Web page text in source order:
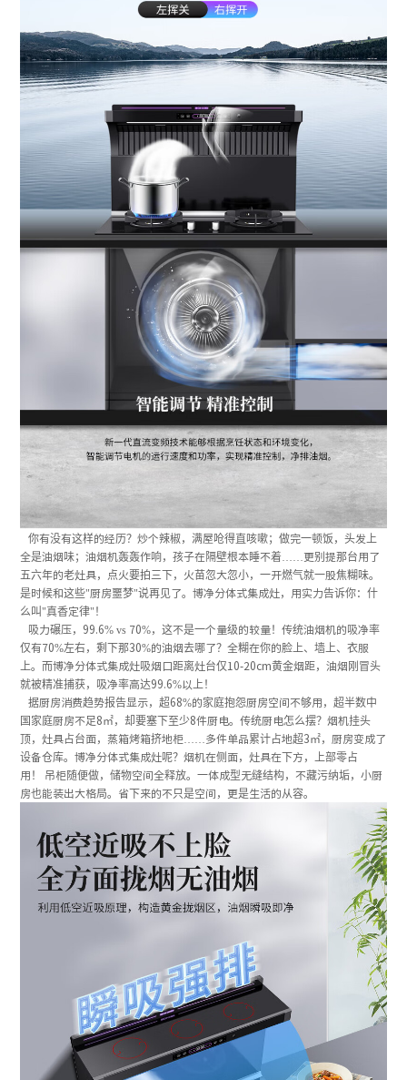
你有没有这样的经历？炒个辣椒，满屋呛得直咳嗽；做完一顿饭，头发上
全是油烟味；油烟机轰轰作响，孩子在隔壁根本睡不着……更别提那台用了
五六年的老灶具，点火要拍三下，火苗忽大忽小，一开燃气就一股焦糊味。
是时候和这些"厨房噩梦"说再见了。博净分体式集成灶，用实力告诉你：什
么叫"真香定律"！
吸力碾压，99.6% vs 70%，这不是一个量级的较量！传统油烟机的吸净率
仅有70%左右，剩下那30%的油烟去哪了？全糊在你的脸上、墙上、衣服
上。而博净分体式集成灶吸烟口距离灶台仅10-20cm黄金烟距，油烟刚冒头
就被精准捕获，吸净率高达99.6%以上！
据厨房消费趋势报告显示，超68%的家庭抱怨厨房空间不够用，超半数中
国家庭厨房不足8㎡，却要塞下至少8件厨电。传统厨电怎么摆？烟机挂头
顶，灶具占台面，蒸箱烤箱挤地柜……多件单品累计占地超3㎡，厨房变成了
设备仓库。博净分体式集成灶呢？烟机在侧面，灶具在下方，上部零占
用！ 吊柜随便做，储物空间全释放。一体成型无缝结构，不藏污纳垢，小厨
房也能装出大格局。省下来的不只是空间，更是生活的从容。